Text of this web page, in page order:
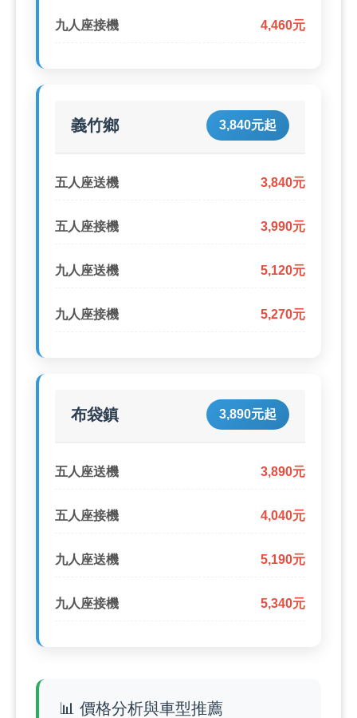
九人座接機 4,460元
義竹鄉 3,840元起
五人座送機 3,840元
五人座接機 3,990元
九人座送機 5,120元
九人座接機 5,270元
布袋鎮 3,890元起
五人座送機 3,890元
五人座接機 4,040元
九人座送機 5,190元
九人座接機 5,340元
📊 價格分析與車型推薦